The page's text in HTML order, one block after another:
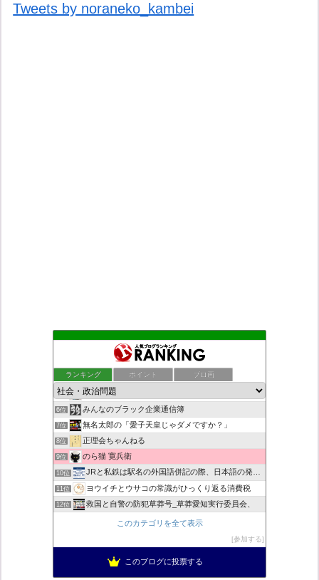
Tweets by noraneko_kambei
ランキング ポイント ブロ画
もえるあじあ
死神タカ位置サナエのオイルショックドクトリン憲法改悪計画！
恥を知れ、恥を
5位 ダリチョコ dalichoko
6位 みんなのブラック企業通信簿
7位 無名太郎の「愛子天皇じゃダメですか？」
8位 正理会ちゃんねる
9位 のら猫 寛兵衛
10位 JRと私鉄は駅名の外国語併記の際、日本語の発音/…
11位 ヨウイチとウサコの常識がひっくり返る消費税
12位 救国と自警の防犯草莽号_草莽愛知実行委員会、
マイナンバー導入診断
バックストリートを歩く影の独り言
このカテゴリを全て表示
参加する
このブログに投票する